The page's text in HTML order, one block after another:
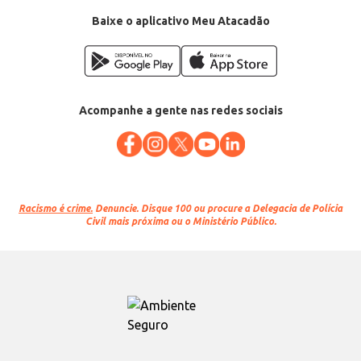
Baixe o aplicativo Meu Atacadão
Acompanhe a gente nas redes sociais
Racismo é crime. Denuncie. Disque 100 ou procure a Delegacia de Polícia
Civil mais próxima ou o Ministério Público.